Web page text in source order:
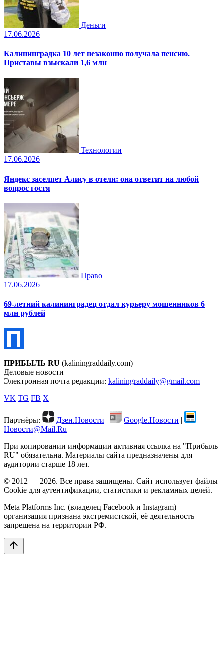
Деньги
17.06.2026
Калининградка 10 лет незаконно получала пенсию.
Приставы взыскали 1,6 млн
Технологии
17.06.2026
Яндекс заселяет Алису в отели: она ответит на любой
вопрос гостя
Право
17.06.2026
69-летний калининградец отдал курьеру мошенников 6
млн рублей
ПРИБЫЛЬ RU (kaliningraddaily.com)
Деловые новости
Электронная почта редакции: kaliningraddaily@gmail.com
VK TG FB X
Партнёры: Дзен.Новости | Google.Новости |
Новости@Mail.Ru
При копировании информации активная ссылка на "Прибыль
RU" обязательна. Материалы сайта предназначены для
аудитории старше 18 лет.
© 2012 — 2026. Все права защищены. Сайт использует файлы
Cookie для аутентификации, статистики и рекламных целей.
Meta Platforms Inc. (владелец Facebook и Instagram) —
организация признана экстремистской, её деятельность
запрещена на территории РФ.
arrow_upward